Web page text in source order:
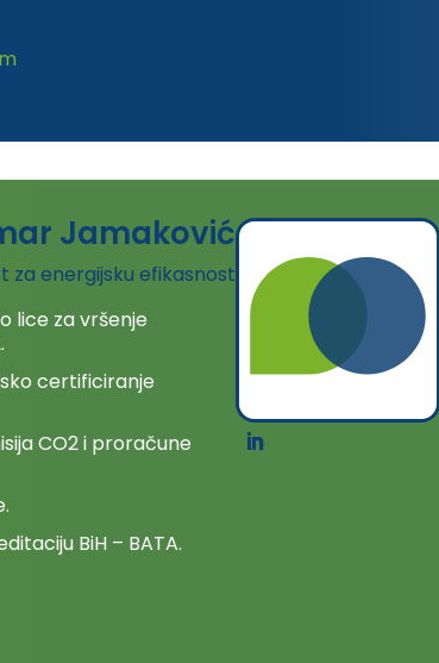
Jamaković
za energijsku efikasnost
lice za vršenje
certificiranje
CO2 i proračune
BiH – BATA.